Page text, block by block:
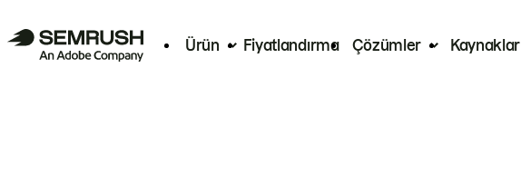
Ürün Fiyatlandırma Çözümler Kaynaklar